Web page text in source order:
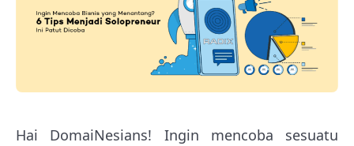
Hai DomaiNesians! Ingin mencoba sesuatu